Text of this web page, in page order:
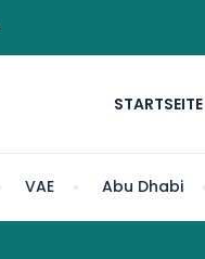
STARTSEITE
VAE Abu Dhabi